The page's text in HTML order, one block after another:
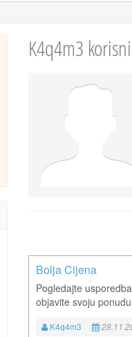
K4q4m3
Bolja Cijena
Pogledajte
objavite svoju
K4q4m3